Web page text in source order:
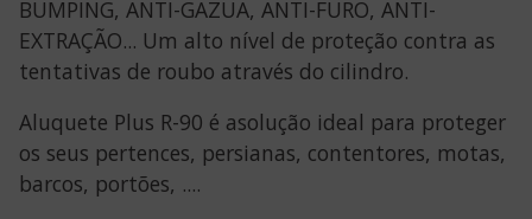
BUMPING, ANTI-GAZUA, ANTI-FURO, ANTI-
EXTRAÇÃO... Um alto nível de proteção contra as
tentativas de roubo através do cilindro.
Aluquete Plus R-90 é asolução ideal para proteger
os seus pertences, persianas, contentores, motas,
barcos, portões, ....